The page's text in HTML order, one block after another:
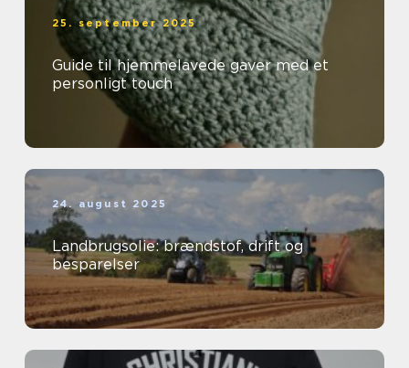
25. september 2025
Guide til hjemmelavede gaver med et
personligt touch
24. august 2025
Landbrugsolie: brændstof, drift og
besparelser